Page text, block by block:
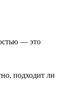
— это
подходит ли